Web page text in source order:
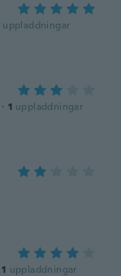
uppladdningar
· 1 uppladdningar
1 uppladdningar